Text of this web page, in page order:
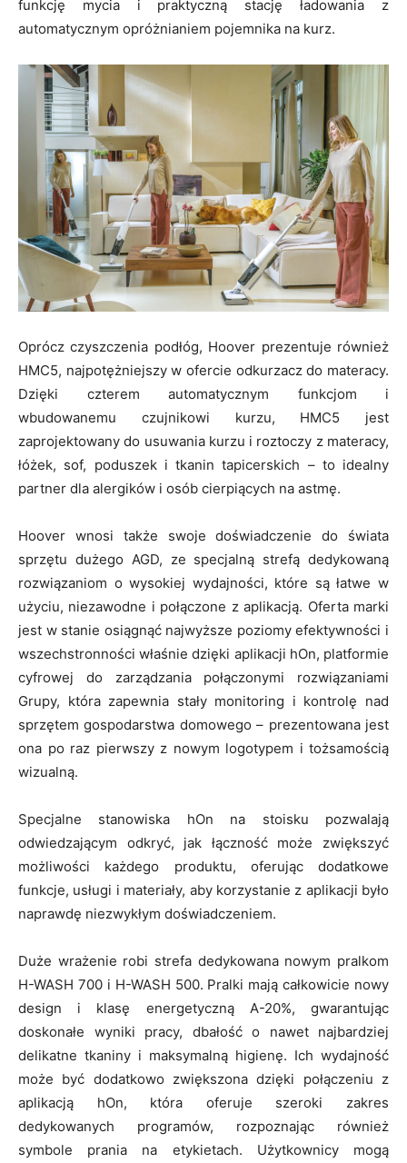
funkcję mycia i praktyczną stację ładowania z
automatycznym opróżnianiem pojemnika na kurz.
Oprócz czyszczenia podłóg, Hoover prezentuje również
HMC5, najpotężniejszy w ofercie odkurzacz do materacy.
Dzięki czterem automatycznym funkcjom i
wbudowanemu czujnikowi kurzu, HMC5 jest
zaprojektowany do usuwania kurzu i roztoczy z materacy,
łóżek, sof, poduszek i tkanin tapicerskich – to idealny
partner dla alergików i osób cierpiących na astmę.
Hoover wnosi także swoje doświadczenie do świata
sprzętu dużego AGD, ze specjalną strefą dedykowaną
rozwiązaniom o wysokiej wydajności, które są łatwe w
użyciu, niezawodne i połączone z aplikacją. Oferta marki
jest w stanie osiągnąć najwyższe poziomy efektywności i
wszechstronności właśnie dzięki aplikacji hOn, platformie
cyfrowej do zarządzania połączonymi rozwiązaniami
Grupy, która zapewnia stały monitoring i kontrolę nad
sprzętem gospodarstwa domowego – prezentowana jest
ona po raz pierwszy z nowym logotypem i tożsamością
wizualną.
Specjalne stanowiska hOn na stoisku pozwalają
odwiedzającym odkryć, jak łączność może zwiększyć
możliwości każdego produktu, oferując dodatkowe
funkcje, usługi i materiały, aby korzystanie z aplikacji było
naprawdę niezwykłym doświadczeniem.
Duże wrażenie robi strefa dedykowana nowym pralkom
H-WASH 700 i H-WASH 500. Pralki mają całkowicie nowy
design i klasę energetyczną A-20%, gwarantując
doskonałe wyniki pracy, dbałość o nawet najbardziej
delikatne tkaniny i maksymalną higienę. Ich wydajność
może być dodatkowo zwiększona dzięki połączeniu z
aplikacją hOn, która oferuje szeroki zakres
dedykowanych programów, rozpoznając również
symbole prania na etykietach. Użytkownicy mogą